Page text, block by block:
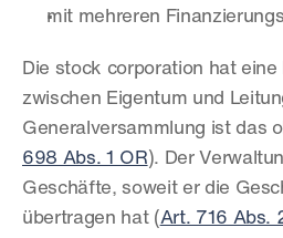
mit mehreren
Die stock corporation hat eine
zwischen Eigentum und
Generalversammlung ist das
698 Abs. 1 OR). Der
Geschäfte, soweit er die
übertragen hat (Art. 716 Abs.